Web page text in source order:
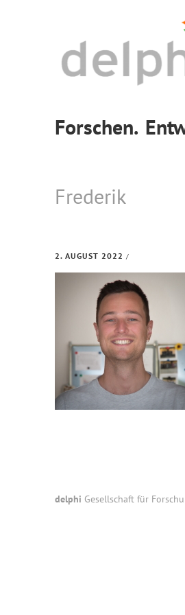
primary
navigation
main
content
footer
Forschen.
Frederik
2. AUGUST 2022 /
Footer
delphi Gesellschaft für